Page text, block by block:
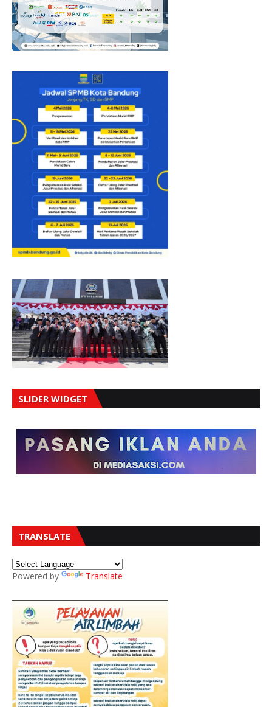
SLIDER WIDGET
TRANSLATE
Powered by Translate